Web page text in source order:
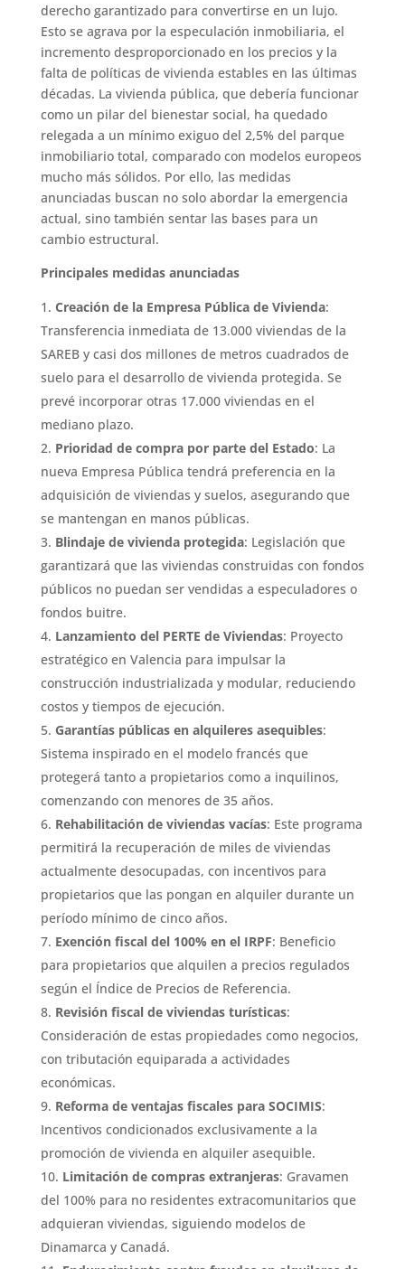
derecho garantizado para convertirse en un lujo.
Esto se agrava por la especulación inmobiliaria, el
incremento desproporcionado en los precios y la
falta de políticas de vivienda estables en las últimas
décadas. La vivienda pública, que debería funcionar
como un pilar del bienestar social, ha quedado
relegada a un mínimo exiguo del 2,5% del parque
inmobiliario total, comparado con modelos europeos
mucho más sólidos. Por ello, las medidas
anunciadas buscan no solo abordar la emergencia
actual, sino también sentar las bases para un
cambio estructural.
Principales medidas anunciadas
Creación de la Empresa Pública de Vivienda:
Transferencia inmediata de 13.000 viviendas de la
SAREB y casi dos millones de metros cuadrados de
suelo para el desarrollo de vivienda protegida. Se
prevé incorporar otras 17.000 viviendas en el
mediano plazo.
Prioridad de compra por parte del Estado: La
nueva Empresa Pública tendrá preferencia en la
adquisición de viviendas y suelos, asegurando que
se mantengan en manos públicas.
Blindaje de vivienda protegida: Legislación que
garantizará que las viviendas construidas con fondos
públicos no puedan ser vendidas a especuladores o
fondos buitre.
Lanzamiento del PERTE de Viviendas: Proyecto
estratégico en Valencia para impulsar la
construcción industrializada y modular, reduciendo
costos y tiempos de ejecución.
Garantías públicas en alquileres asequibles:
Sistema inspirado en el modelo francés que
protegerá tanto a propietarios como a inquilinos,
comenzando con menores de 35 años.
Rehabilitación de viviendas vacías: Este programa
permitirá la recuperación de miles de viviendas
actualmente desocupadas, con incentivos para
propietarios que las pongan en alquiler durante un
período mínimo de cinco años.
Exención fiscal del 100% en el IRPF: Beneficio
para propietarios que alquilen a precios regulados
según el Índice de Precios de Referencia.
Revisión fiscal de viviendas turísticas:
Consideración de estas propiedades como negocios,
con tributación equiparada a actividades
económicas.
Reforma de ventajas fiscales para SOCIMIS:
Incentivos condicionados exclusivamente a la
promoción de vivienda en alquiler asequible.
Limitación de compras extranjeras: Gravamen
del 100% para no residentes extracomunitarios que
adquieran viviendas, siguiendo modelos de
Dinamarca y Canadá.